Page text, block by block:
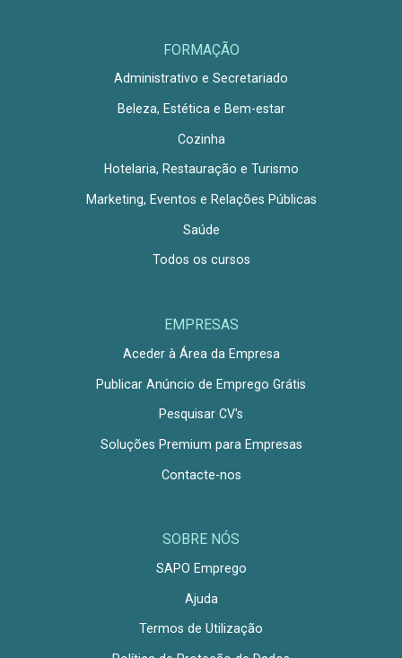
FORMAÇÃO
Administrativo e Secretariado
Beleza, Estética e Bem-estar
Cozinha
Hotelaria, Restauração e Turismo
Marketing, Eventos e Relações Públicas
Saúde
Todos os cursos
EMPRESAS
Aceder à Área da Empresa
Publicar Anúncio de Emprego Grátis
Pesquisar CV's
Soluções Premium para Empresas
Contacte-nos
SOBRE NÓS
SAPO Emprego
Ajuda
Termos de Utilização